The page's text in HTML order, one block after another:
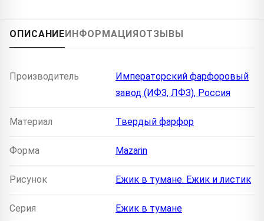
ОПИСАНИЕИНФОРМАЦИЯОТЗЫВЫ
Производитель
Императорский фарфоровый
завод (ИФЗ, ЛФЗ), Россия
Материал Твердый фарфор
Форма Mazarin
Рисунок Ежик в тумане. Ежик и листик
Серия Ежик в тумане